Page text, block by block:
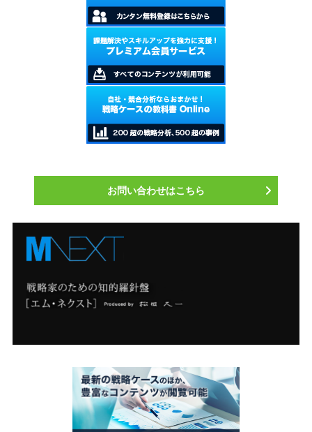
お問い合わせはこちら